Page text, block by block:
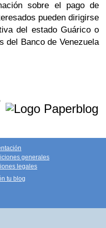
sobre el pago de
pueden dirigirse
del estado Guárico o
del Banco de Venezuela
generales
legales
tu blog